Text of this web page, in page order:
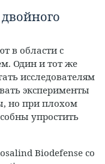
в области с
Один и тот же
исследователям
эксперименты
но при плохом
упростить
Biodefense со